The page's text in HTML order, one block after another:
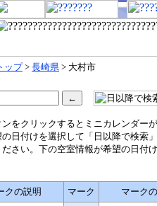
ップ> 長崎県 > 大村市
をクリックするとミニカレンダー
日付けを選択して「日以降で検索
さい。下の空室情報が希望の日付
クの説明 マーク
マーク